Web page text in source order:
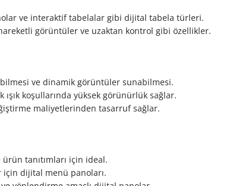
ve interaktif tabelalar gibi dijital tabela türleri.
görüntüler ve uzaktan kontrol gibi özellikler.
ve dinamik görüntüler sunabilmesi.
ışık koşullarında yüksek görünürlük sağlar.
maliyetlerinden tasarruf sağlar.
tanıtımları için ideal.
için dijital menü panoları.